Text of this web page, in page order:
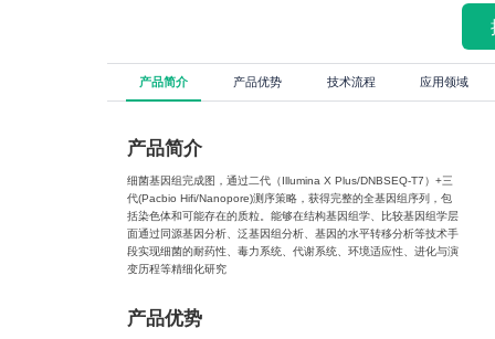
产品简介 产品优势 技术流程 应用领域
产品简介
细菌基因组完成图，通过二代（Illumina X Plus/DNBSEQ-T7）+三
代(Pacbio Hifi/Nanopore)测序策略，获得完整的全基因组序列，包
括染色体和可能存在的质粒。能够在结构基因组学、比较基因组学层
面通过同源基因分析、泛基因组分析、基因的水平转移分析等技术手
段实现细菌的耐药性、毒力系统、代谢系统、环境适应性、进化与演
变历程等精细化研究
产品优势